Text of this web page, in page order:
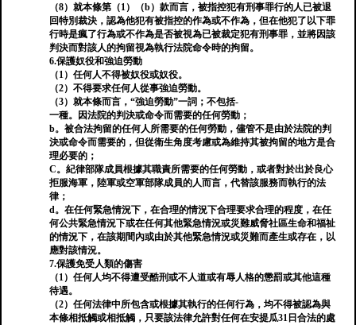
（8）就本條第（1）（b）款而言，被指控犯有刑事罪行的人已被退
回特別裁決，認為他犯有被指控的作為或不作為，但在他犯了以下罪
行時是瘋了行為或不作為是否被視為已被裁定犯有刑事罪，並將因該
判決而對該人的拘留視為執行法院命令時的拘留。
6.保護奴役和強迫勞動
（1）任何人不得被奴役或奴役。
（2）不得要求任何人從事強迫勞動。
（3）就本條而言，“強迫勞動”一詞；不包括-
一種。因法院的判決或命令而需要的任何勞動；
b。被合法拘留的任何人所需要的任何勞動，儘管不是由於法院的判
決或命令而需要的，但從衛生角度考慮或為維持其被拘留的地方是合
理必要的；
C。紀律部隊成員根據其職責所需要的任何勞動，或者對於出於良心
拒服海軍，陸軍或空軍部隊成員的人而言，代替該服務而執行的法
律；
d。在任何緊急情況下，在合理的情況下合理要求合理的程度，在任
何公共緊急情況下或在任何其他緊急情況或災難威脅社區生命和福祉
的情況下，在該期間內或由於其他緊急情況或災難而產生或存在，以
應對該情況。
7.保護免受人類的傷害
（1）任何人均不得遭受酷刑或不人道或有辱人格的懲罰或其他這種
待遇。
（2）任何法律中所包含或根據其執行的任何行為，均不得被認為與
本條相抵觸或相抵觸，只要該法律允許對任何在安提瓜31日合法的處